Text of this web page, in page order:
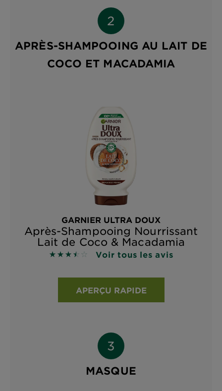
APRÈS-SHAMPOOING AU LAIT DE
COCO ET MACADAMIA
GARNIER ULTRA DOUX
Après-Shampooing Nourrissant
Lait de Coco & Macadamia
3.5 sur 5 étoiles basé sur les avis
Voir tous les avis
APERÇU RAPIDE
MASQUE